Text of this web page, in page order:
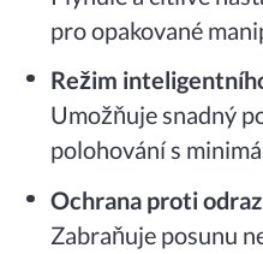
pro opakované
Režim
Umožňuje snadný
polohování s
Ochrana proti
Zabraňuje posunu